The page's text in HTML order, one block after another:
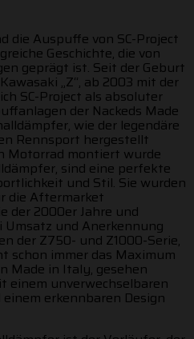
die Auspuffe von SC-Project
Geschichte, die von
geprägt ist. Seit der Geburt
„Z“, ab 2003 mit der
SC-Project als absoluter
der Nackeds Made
wie der legendäre
Rennsport hergestellt
Motorrad montiert wurde
sind eine perfekte
und Stil. Sie wurden
die Aftermarket
der 2000er Jahre und
und Anerkennung
der Z750- und Z1000-Serie,
schon immer das Maximum
Made in Italy, gesehen
einem unverwechselbaren
erkennbaren Design